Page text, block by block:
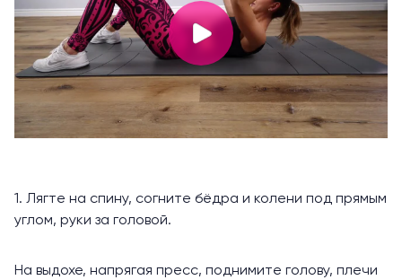
1. Лягте на спину, согните бёдра и колени под прямым
углом, руки за головой.
На выдохе, напрягая пресс, поднимите голову, плечи